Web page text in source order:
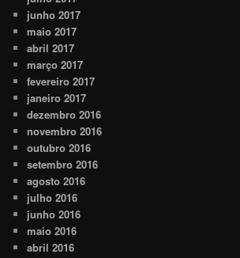
junho 2017
maio 2017
abril 2017
março 2017
fevereiro 2017
janeiro 2017
dezembro 2016
novembro 2016
outubro 2016
setembro 2016
agosto 2016
julho 2016
junho 2016
maio 2016
abril 2016